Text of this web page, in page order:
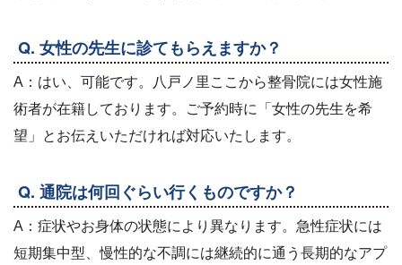
Q. 女性の先生に診てもらえますか？
A：はい、可能です。八戸ノ里ここから整骨院には女性施
術者が在籍しております。ご予約時に「女性の先生を希
望」とお伝えいただければ対応いたします。
Q. 通院は何回ぐらい行くものですか？
A：症状やお身体の状態により異なります。急性症状には
短期集中型、慢性的な不調には継続的に通う長期的なアプ